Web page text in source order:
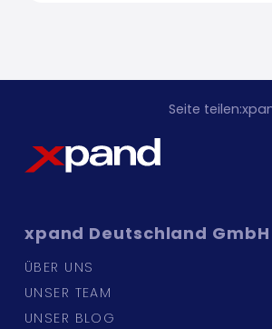
Seite teilen:
xpand Deutschland GmbH
ÜBER UNS
UNSER TEAM
UNSER BLOG